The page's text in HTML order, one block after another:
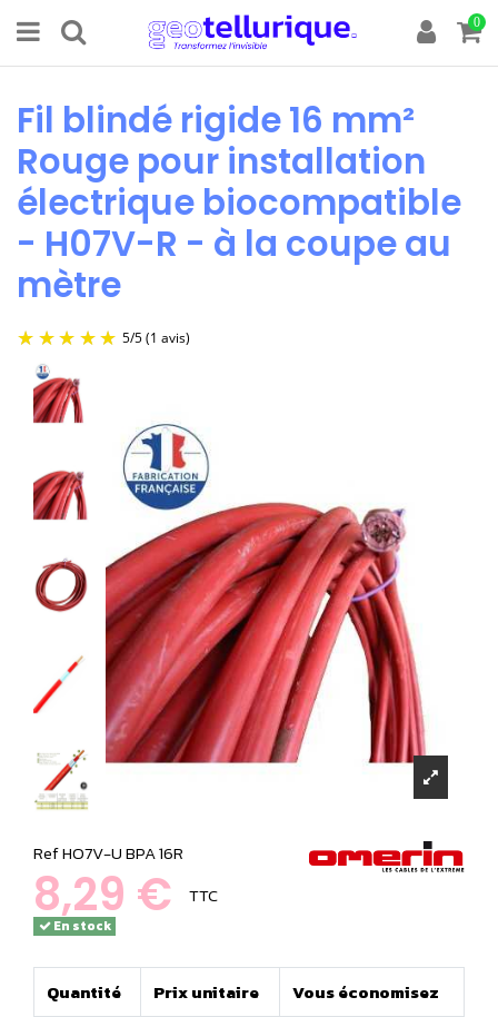
0
Fil blindé rigide 16 mm²
Rouge pour installation
électrique biocompatible
- H07V-R - à la coupe au
mètre
RefHO7V-U BPA 16R
8,29 € TTC
En stock
Quantité Prix unitaire
Vous économisez